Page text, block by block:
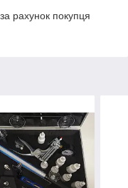
рахунок покупця